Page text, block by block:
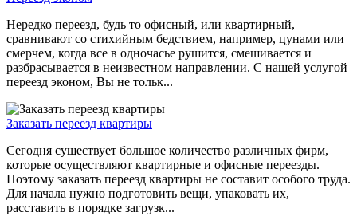
Нередко переезд, будь то офисный, или квартирный,
сравнивают со стихийным бедствием, например, цунами или
смерчем, когда все в одночасье рушится, смешивается и
разбрасывается в неизвестном направлении. С нашей услугой
переезд эконом, Вы не тольк...
Заказать переезд квартиры
Сегодня существует большое количество различных фирм,
которые осуществляют квартирные и офисные переезды.
Поэтому заказать переезд квартиры не составит особого труда.
Для начала нужно подготовить вещи, упаковать их,
расставить в порядке загрузк...